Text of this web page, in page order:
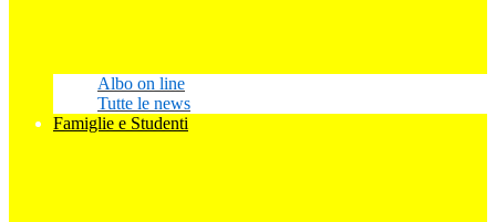
Albo on line
Tutte le news
Famiglie e Studenti